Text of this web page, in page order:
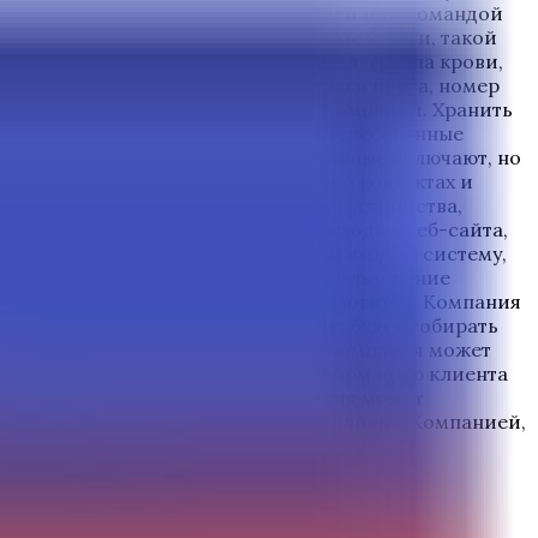
для связи с Компанией или командой
подачи заявок на различные услуги, такой
религия, история здоровья, группа крови,
удостоверения личности, номер паспорта, номер
которые были отображены для Компании. Хранить
пользователи услуг или заинтересованные
сторон. Эти данные включают, но
трафика (Log), данными о контактах и
(IP-адрес), ID устройства, тип устройства,
браузера, журналы входа и выхода с веб-сайта,
веб-сайта, журналы входа в систему,
Time), данные поиска, использование
похожие или связанные технологии. 1. Компания
данной Политики. Компания будет собирать
персональной информации Компания может
собирать персональную информацию клиента
напрямую. 4. Компания может
заинтересованное лицо связались с Компанией,